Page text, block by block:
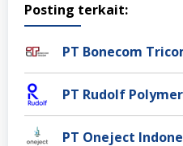
Posting terkait:
PT Bonecom
PT Rudolf
PT Oneject